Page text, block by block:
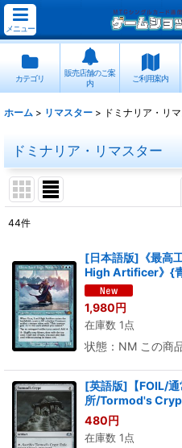
メニュー
カテゴリ
販売店舗のご案
内
ご利用案内
ホーム > リマスター > ドミナリア・リ
ドミナリア・リマスター
並び順:
44件
[日本語版]《最高
High Artificer》{
1,980円
在庫数 1点
状態：NM この商
[英語版]【FOIL/通
所/Tormod's
480円
在庫数 1点